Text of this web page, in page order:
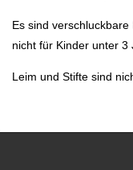
Es sind
nicht für Kinder unter 3
Leim und Stifte sind